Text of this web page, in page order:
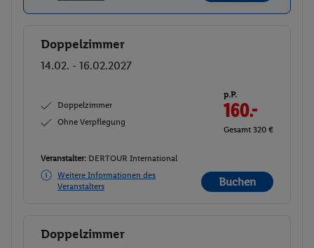
Buchen
Doppelzimmer
14.02. - 16.02.2027
Doppelzimmer
Ohne Verpflegung
p.P.
160.-
Gesamt 320 €
Veranstalter: DERTOUR International
Weitere Informationen des
Veranstalters
Buchen
Buchen
Doppelzimmer